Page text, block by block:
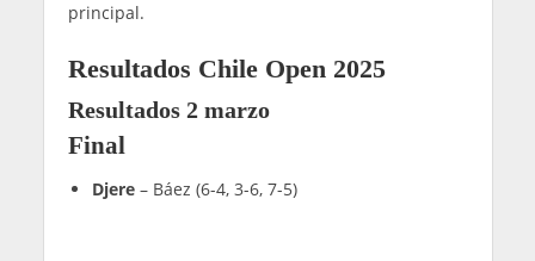
principal.
Resultados Chile Open 2025
Resultados 2 marzo
Final
Djere– Báez (6-4, 3-6, 7-5)